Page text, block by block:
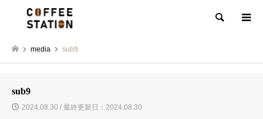
検索
media sub9
sub9
2024.08.30 / 最終更新日：2024.08.30